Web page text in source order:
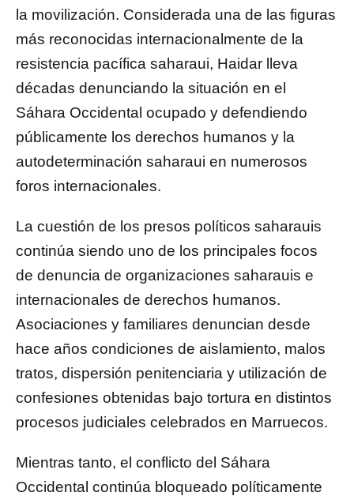
la movilización. Considerada una de las figuras
más reconocidas internacionalmente de la
resistencia pacífica saharaui, Haidar lleva
décadas denunciando la situación en el
Sáhara Occidental ocupado y defendiendo
públicamente los derechos humanos y la
autodeterminación saharaui en numerosos
foros internacionales.
La cuestión de los presos políticos saharauis
continúa siendo uno de los principales focos
de denuncia de organizaciones saharauis e
internacionales de derechos humanos.
Asociaciones y familiares denuncian desde
hace años condiciones de aislamiento, malos
tratos, dispersión penitenciaria y utilización de
confesiones obtenidas bajo tortura en distintos
procesos judiciales celebrados en Marruecos.
Mientras tanto, el conflicto del Sáhara
Occidental continúa bloqueado políticamente